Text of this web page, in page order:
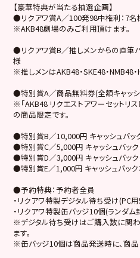
【豪華特典が当たる抽選企画】
●リクアワ賞A／100発98中権利：7名
※AKB48劇場のみご利用頂けます。
●リクアワ賞B／推しメンからの直筆
様
※推しメンはAKB48・SKE48・NMB48
●特別賞A／商品無料券(全額キャッシ
※「AKB48 リクエストアワーセットリ
の商品限定です。
●特別賞B／10,000円 キャッシュバッ
●特別賞C／5,000円 キャッシュバック
●特別賞D／3,000円 キャッシュバック
●特別賞E／1,000円 キャッシュバック
●予約特典：予約者全員
・リクアワ特製デジタル待ち受け(PC
・リクアワ特製缶バッジ10個(ランダム
※デジタル待ち受けはご購入数に関わ
ます。
※缶バッジ10個は商品発送時に、商品